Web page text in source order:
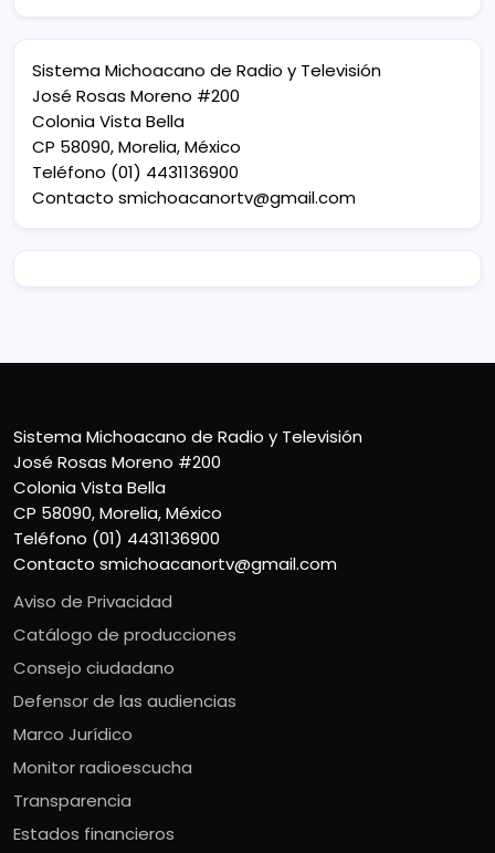
Sistema Michoacano de Radio y Televisión
José Rosas Moreno #200
Colonia Vista Bella
CP 58090, Morelia, México
Teléfono (01) 4431136900
Contacto smichoacanortv@gmail.com
Sistema Michoacano de Radio y Televisión
José Rosas Moreno #200
Colonia Vista Bella
CP 58090, Morelia, México
Teléfono (01) 4431136900
Contacto smichoacanortv@gmail.com
Aviso de Privacidad
Catálogo de producciones
Consejo ciudadano
Defensor de las audiencias
Marco Jurídico
Monitor radioescucha
Transparencia
Estados financieros